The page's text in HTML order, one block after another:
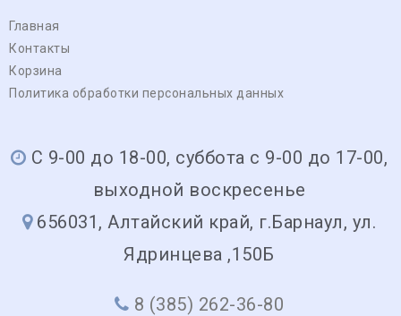
Главная
Контакты
Корзина
Политика обработки персональных данных
С 9-00 до 18-00, суббота с 9-00 до 17-00,
выходной воскресенье
656031, Алтайский край, г.Барнаул, ул.
Ядринцева ,150Б
8 (385) 262-36-80